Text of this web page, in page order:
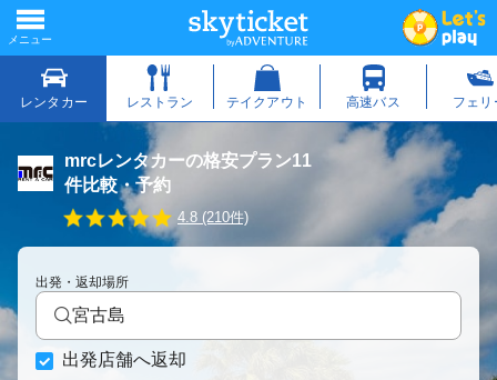
mrcレンタカーの格安プラン11
件比較・予約
4
.
8
t
r
a
4.8 (210件)
出発・返却場所
宮古島
出発店舗へ返却